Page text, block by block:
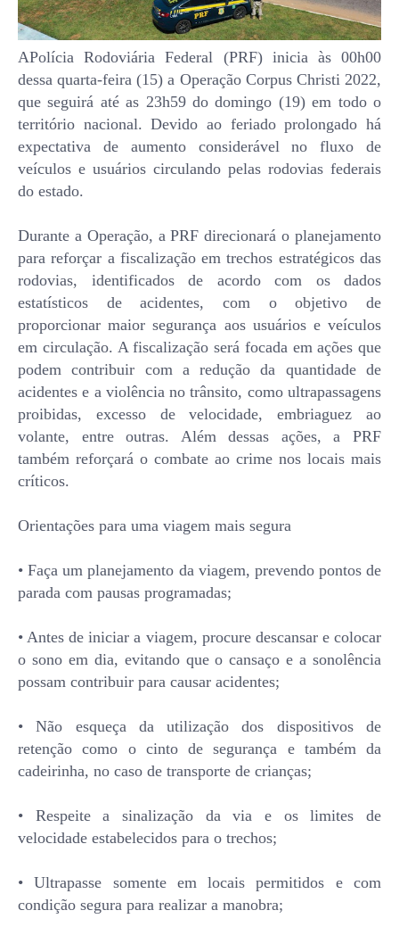
APolícia Rodoviária Federal (PRF) inicia às 00h00
dessa quarta-feira (15) a Operação Corpus Christi 2022,
que seguirá até as 23h59 do domingo (19) em todo o
território nacional. Devido ao feriado prolongado há
expectativa de aumento considerável no fluxo de
veículos e usuários circulando pelas rodovias federais
do estado.
Durante a Operação, a PRF direcionará o planejamento
para reforçar a fiscalização em trechos estratégicos das
rodovias, identificados de acordo com os dados
estatísticos de acidentes, com o objetivo de
proporcionar maior segurança aos usuários e veículos
em circulação. A fiscalização será focada em ações que
podem contribuir com a redução da quantidade de
acidentes e a violência no trânsito, como ultrapassagens
proibidas, excesso de velocidade, embriaguez ao
volante, entre outras. Além dessas ações, a PRF
também reforçará o combate ao crime nos locais mais
críticos.
Orientações para uma viagem mais segura
• Faça um planejamento da viagem, prevendo pontos de
parada com pausas programadas;
• Antes de iniciar a viagem, procure descansar e colocar
o sono em dia, evitando que o cansaço e a sonolência
possam contribuir para causar acidentes;
• Não esqueça da utilização dos dispositivos de
retenção como o cinto de segurança e também da
cadeirinha, no caso de transporte de crianças;
• Respeite a sinalização da via e os limites de
velocidade estabelecidos para o trechos;
• Ultrapasse somente em locais permitidos e com
condição segura para realizar a manobra;